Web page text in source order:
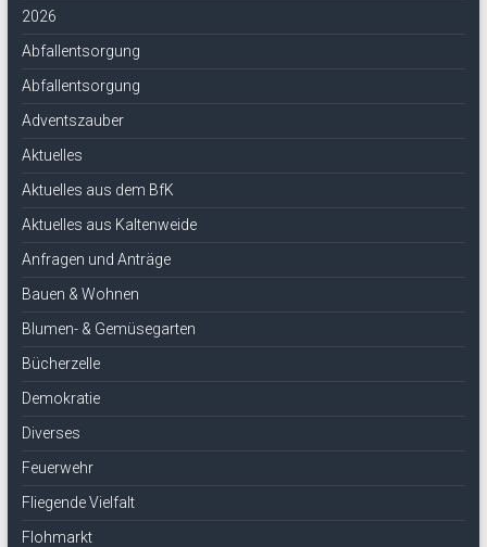
2026
Abfallentsorgung
Abfallentsorgung
Adventszauber
Aktuelles
Aktuelles aus dem BfK
Aktuelles aus Kaltenweide
Anfragen und Anträge
Bauen & Wohnen
Blumen- & Gemüsegarten
Bücherzelle
Demokratie
Diverses
Feuerwehr
Fliegende Vielfalt
Flohmarkt